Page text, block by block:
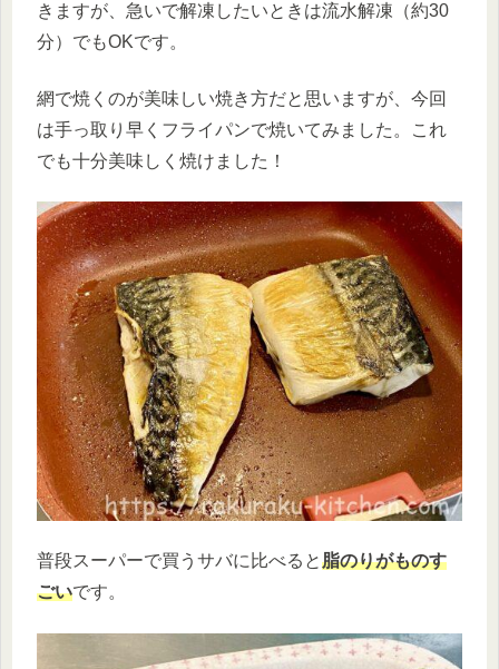
きますが、急いで解凍したいときは流水解凍（約30
分）でもOKです。
網で焼くのが美味しい焼き方だと思いますが、今回
は手っ取り早くフライパンで焼いてみました。これ
でも十分美味しく焼けました！
普段スーパーで買うサバに比べると脂のりがものす
ごいです。